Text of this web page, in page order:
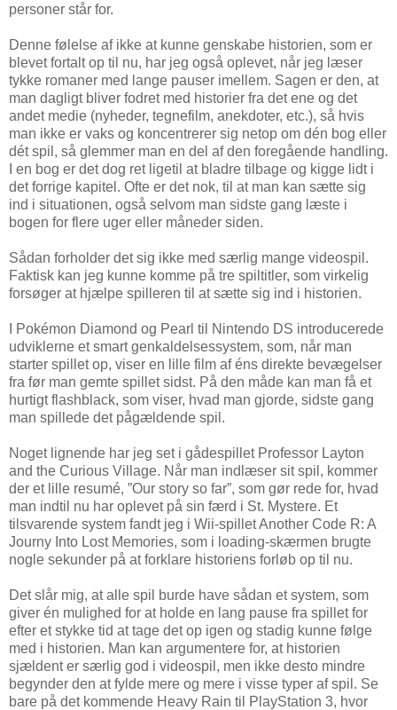
personer står for.
Denne følelse af ikke at kunne genskabe historien, som er
blevet fortalt op til nu, har jeg også oplevet, når jeg læser
tykke romaner med lange pauser imellem. Sagen er den, at
man dagligt bliver fodret med historier fra det ene og det
andet medie (nyheder, tegnefilm, anekdoter, etc.), så hvis
man ikke er vaks og koncentrerer sig netop om dén bog eller
dét spil, så glemmer man en del af den foregående handling.
I en bog er det dog ret ligetil at bladre tilbage og kigge lidt i
det forrige kapitel. Ofte er det nok, til at man kan sætte sig
ind i situationen, også selvom man sidste gang læste i
bogen for flere uger eller måneder siden.
Sådan forholder det sig ikke med særlig mange videospil.
Faktisk kan jeg kunne komme på tre spiltitler, som virkelig
forsøger at hjælpe spilleren til at sætte sig ind i historien.
I Pokémon Diamond og Pearl til Nintendo DS introducerede
udviklerne et smart genkaldelsessystem, som, når man
starter spillet op, viser en lille film af éns direkte bevægelser
fra før man gemte spillet sidst. På den måde kan man få et
hurtigt flashblack, som viser, hvad man gjorde, sidste gang
man spillede det pågældende spil.
Noget lignende har jeg set i gådespillet Professor Layton
and the Curious Village. Når man indlæser sit spil, kommer
der et lille resumé, ”Our story so far”, som gør rede for, hvad
man indtil nu har oplevet på sin færd i St. Mystere. Et
tilsvarende system fandt jeg i Wii-spillet Another Code R: A
Journy Into Lost Memories, som i loading-skærmen brugte
nogle sekunder på at forklare historiens forløb op til nu.
Det slår mig, at alle spil burde have sådan et system, som
giver én mulighed for at holde en lang pause fra spillet for
efter et stykke tid at tage det op igen og stadig kunne følge
med i historien. Man kan argumentere for, at historien
sjældent er særlig god i videospil, men ikke desto mindre
begynder den at fylde mere og mere i visse typer af spil. Se
bare på det kommende Heavy Rain til PlayStation 3, hvor